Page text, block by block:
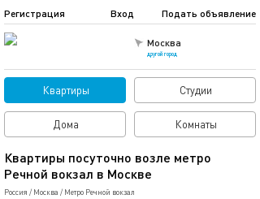
Москва
другой город
Подать объявление
Регистрация Вход
Квартиры Студии
Дома Комнаты
Квартиры посуточно возле метро
Речной вокзал в Москве
Россия / Москва / Метро Речной вокзал